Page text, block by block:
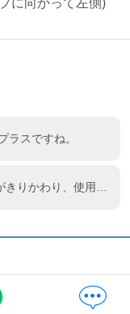
に向かって左側)
ラスですね。
充電はじまり10分もしないうちに画面がきりかわり、使用前の画面に戻りました。 ？！？！ 何が起きたかわからず… どうにもならないので緊急停止ボタンを押して今度は接続が抜けず、こんなことは初めてで結局コールセンターに連絡しました。 アドバイスいたたきながら充電コード外れましたが怖かったです…なので充電しに移動します。